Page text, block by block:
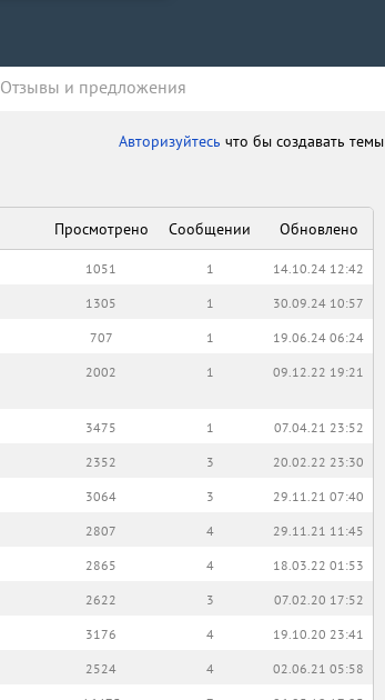
Oтзывы и предложения
Авторизуйтесь что бы создавать темы
Просмотрено Сообщении Обновлено
1051 1 14.10.24 12:42
1305 1 30.09.24 10:57
707 1 19.06.24 06:24
2002 1 09.12.22 19:21
3475 1 07.04.21 23:52
2352 3 20.02.22 23:30
3064 3 29.11.21 07:40
2807 4 29.11.21 11:45
2865 4 18.03.22 01:53
2622 3 07.02.20 17:52
3176 4 19.10.20 23:41
2524 4 02.06.21 05:58